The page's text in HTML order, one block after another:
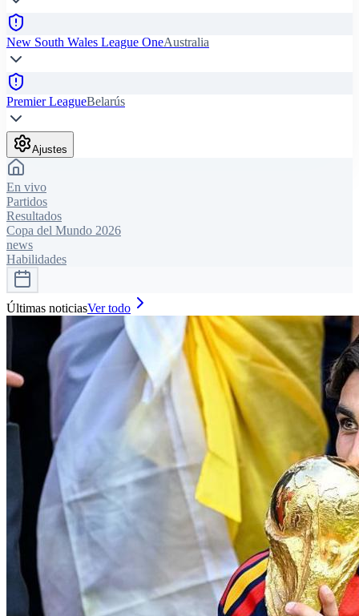
New South Wales League OneAustralia
Premier LeagueBelarús
Ajustes
En vivo
Partidos
Resultados
Copa del Mundo 2026
news
Habilidades
Últimas noticiasVer todo